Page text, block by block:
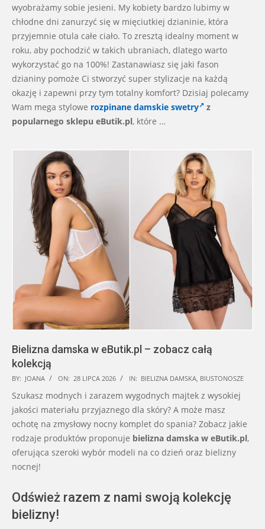
wyobrażamy sobie jesieni. My kobiety bardzo lubimy w
chłodne dni zanurzyć się w mięciutkiej dzianinie, która
przyjemnie otula całe ciało. To zresztą idealny moment w
roku, aby pochodzić w takich ubraniach, dlatego warto
wykorzystać go na 100%! Zastanawiasz się jaki fason
dzianiny pomoże Ci stworzyć super stylizacje na każdą
okazję i zapewni przy tym totalny komfort? Dzisiaj polecamy
Wam mega stylowe rozpinane damskie swetry
z
popularnego sklepu eButik.pl, które …
Bielizna damska w eButik.pl – zobacz całą
kolekcją
2026-
07-
28
BY: JOANA ON: 28 LIPCA 2026 IN: BIELIZNA DAMSKA, BIUSTONOSZE
Szukasz modnych i zarazem wygodnych majtek z wysokiej
jakości materiału przyjaznego dla skóry? A może masz
ochotę na zmysłowy nocny komplet do spania? Zobacz jakie
rodzaje produktów proponuje bielizna damska w eButik.pl,
oferująca szeroki wybór modeli na co dzień oraz bielizny
nocnej!
Odśwież razem z nami swoją kolekcję
bielizny!